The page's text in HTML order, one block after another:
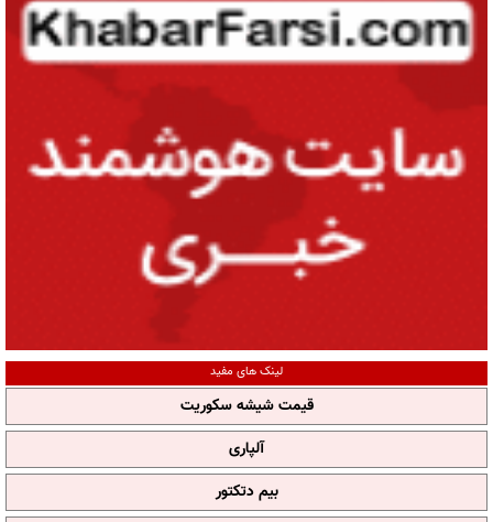
لینک های مفید
قیمت شیشه سکوریت
آلپاری
بیم دتکتور